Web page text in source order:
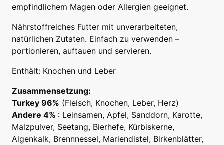
empfindlichem Magen oder Allergien geeignet.
Nährstoffreiches Futter mit unverarbeiteten,
natürlichen Zutaten. Einfach zu verwenden –
portionieren, auftauen und servieren.
Enthält: Knochen und Leber
Zusammensetzung:
Turkey 96% (Fleisch, Knochen, Leber, Herz)
Andere 4% : Leinsamen, Apfel, Sanddorn, Karotte,
Malzpulver, Seetang, Bierhefe, Kürbiskerne,
Algenkalk, Brennnessel, Mariendistel, Birkenblätter,